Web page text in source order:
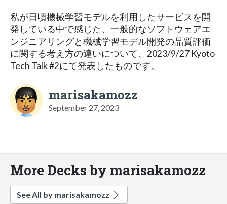
私が日頃機械学習モデルを利用したサービスを開
発している中で感じた、一般的なソフトウェアエ
ンジニアリングと機械学習モデル開発の品質評価
に関する考え方の違いについて、2023/9/27 Kyoto
Tech Talk #2にて発表したものです。
marisakamozz
September 27, 2023
More Decks by marisakamozz
See All by marisakamozz